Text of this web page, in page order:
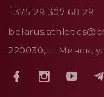
+375 29 307 68 29
220030, г. Минск,